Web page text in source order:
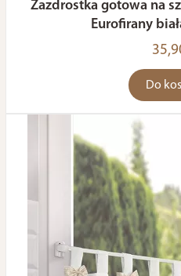
Zazdrostka gotowa na
Eurofirany
Do